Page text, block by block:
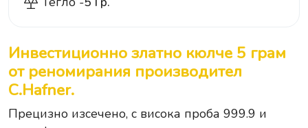
Инвестиционно златно кюлче 5 грам
от реномирания производител
C.Hafner.
Прецизно изсечено, с висока проба 999.9 и